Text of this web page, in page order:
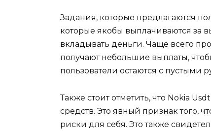
Задания, которые предлагаются
которые якобы выплачиваются за
вкладывать деньги. Чаще всего
получают небольшие выплаты,
пользователи остаются с пустыми
Также стоит отметить, что Nokia
средств. Это явный признак того,
риски для себя. Это также